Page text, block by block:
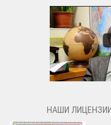
НАШИ